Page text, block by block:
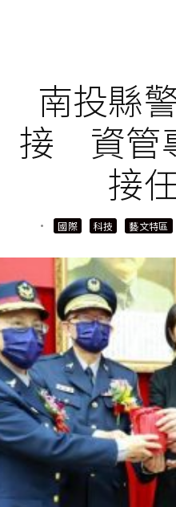
南投縣
接 資管
接
· 國際 科技 藝文特區